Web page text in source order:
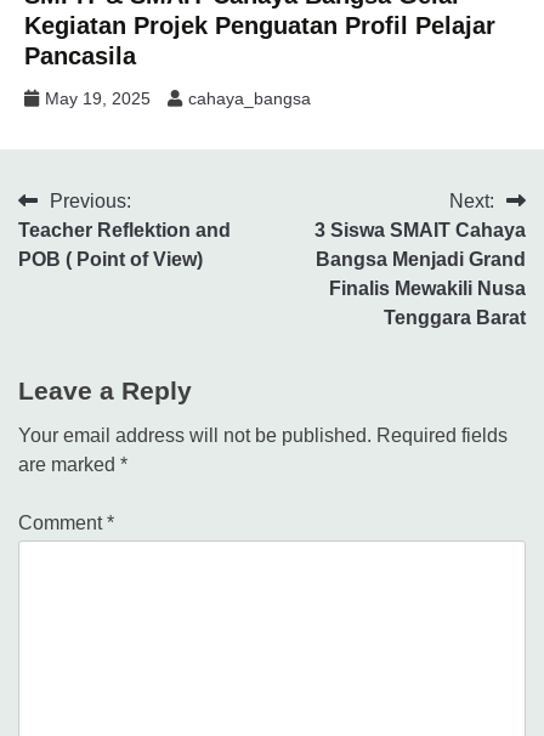
Kegiatan Projek Penguatan Profil Pelajar
Pancasila
May 19, 2025 cahaya_bangsa
Previous:
Teacher Reflektion and
POB ( Point of View)
Next:
3 Siswa SMAIT Cahaya
Bangsa Menjadi Grand
Finalis Mewakili Nusa
Tenggara Barat
Leave a Reply
Your email address will not be published. Required fields
are marked *
Comment*